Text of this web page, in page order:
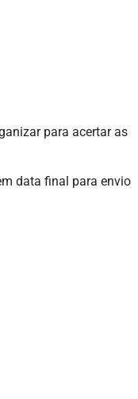
para acertar as
data final para envio